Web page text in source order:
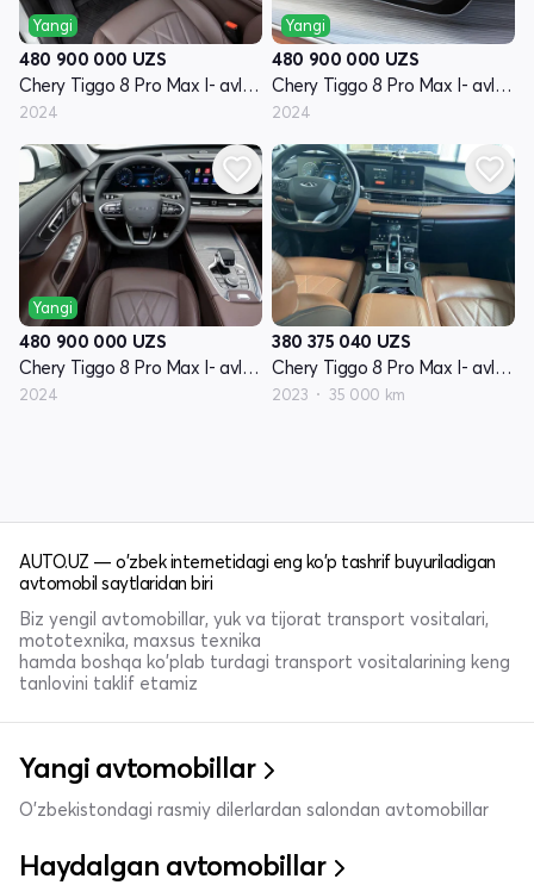
Yangi
480 900 000 UZS
Chery Tiggo 8 Pro Max I- avlod restyling
2024
Yangi
480 900 000 UZS
Chery Tiggo 8 Pro Max I- avlod restyling
2024
Yangi
480 900 000 UZS
Chery Tiggo 8 Pro Max I- avlod restyling
2024
380 375 040 UZS
Chery Tiggo 8 Pro Max I- avlod restyling
2023 35 000 km
AUTO.UZ — o'zbek internetidagi eng ko'p tashrif buyuriladigan
avtomobil saytlaridan biri
Biz yengil avtomobillar, yuk va tijorat transport vositalari,
mototexnika, maxsus texnika
hamda boshqa ko'plab turdagi transport vositalarining keng
tanlovini taklif etamiz
Yangi avtomobillar
O'zbekistondagi rasmiy dilerlardan salondan avtomobillar
Haydalgan avtomobillar